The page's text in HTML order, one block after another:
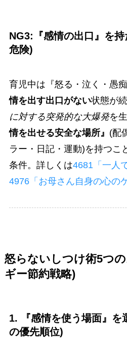
NG3:『感情の出口』を
危険)
育児中は『怒る・泣く・愚
情を出す出口がない状態が
に対する突発的な大爆発を生
情を出せる安全な場所』 (配
ラー・日記・運動)を持つこ
条件。詳しくは4681「一人
4976「お母さん自身の心の
怒らないしつけ術5つ
ギー節約戦略)
1. 『感情を使う場面』を
の優先順位)